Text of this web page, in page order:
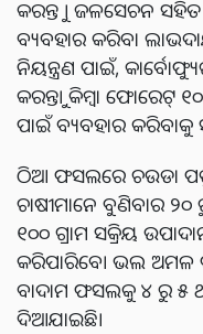
କରନ୍ତୁ । ଜଳସେଚନ
ବ୍ୟବହାର କରିବା
ନିୟନ୍ତ୍ରଣ ପାଇଁ,
କରନ୍ତୁ। କିମ୍ବା ଫୋରେଟ୍
ପାଇଁ ବ୍ୟବହାର କରିବାକୁ
ଠିଆ ଫସଲରେ ଚଉଡା
ଚାଷୀମାନେ ବୁଣିବାର
୧୦୦ ଗ୍ରାମ ସକ୍ରିୟ
କରିପାରିବେ। ଭଲ ଅମଳ
ବାଦାମ ଫସଲକୁ ୪ ରୁ ୫
ଦିଆଯାଇଛି।